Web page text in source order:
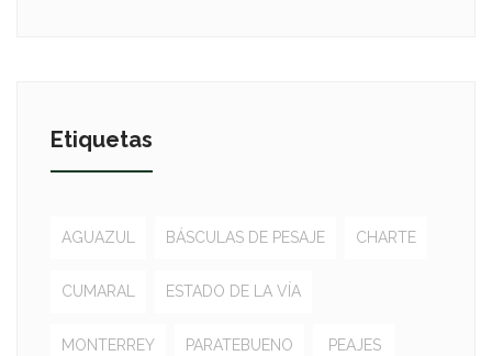
Etiquetas
AGUAZUL BÁSCULAS DE PESAJE CHARTE
CUMARAL ESTADO DE LA VÍA
MONTERREY PARATEBUENO PEAJES